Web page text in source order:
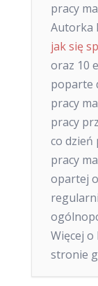
pracy
Autorka
jak się
oraz 10
poparte
pracy
pracy
co dzień
pracy
opartej
Więcej o
stronie